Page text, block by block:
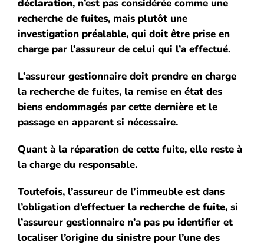
déclaration, n’est pas considérée comme une
recherche de fuites, mais plutôt une
investigation préalable, qui doit être prise en
charge par l’assureur de celui qui l’a effectué.
L’assureur gestionnaire doit prendre en charge
la recherche de fuites, la remise en état des
biens endommagés par cette dernière et le
passage en apparent si nécessaire.
Quant à la réparation de cette fuite, elle reste à
la charge du responsable.
Toutefois, l’assureur de l’immeuble est dans
l’obligation d’effectuer la recherche de fuite, si
l’assureur gestionnaire n’a pas pu identifier et
localiser l’origine du sinistre pour l’une des